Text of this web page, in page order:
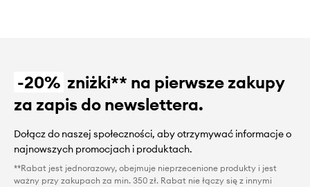
-20% zniżki** na pierwsze zakupy
za zapis do newslettera.
Dołącz do naszej społeczności, aby otrzymywać informacje o
najnowszych promocjach i produktach.
**Rabat jest jednorazowy, obejmuje nieprzecenione produkty i jest
ważny przy zakupach za min. 350 zł. Rabat nie łączy się z innymi